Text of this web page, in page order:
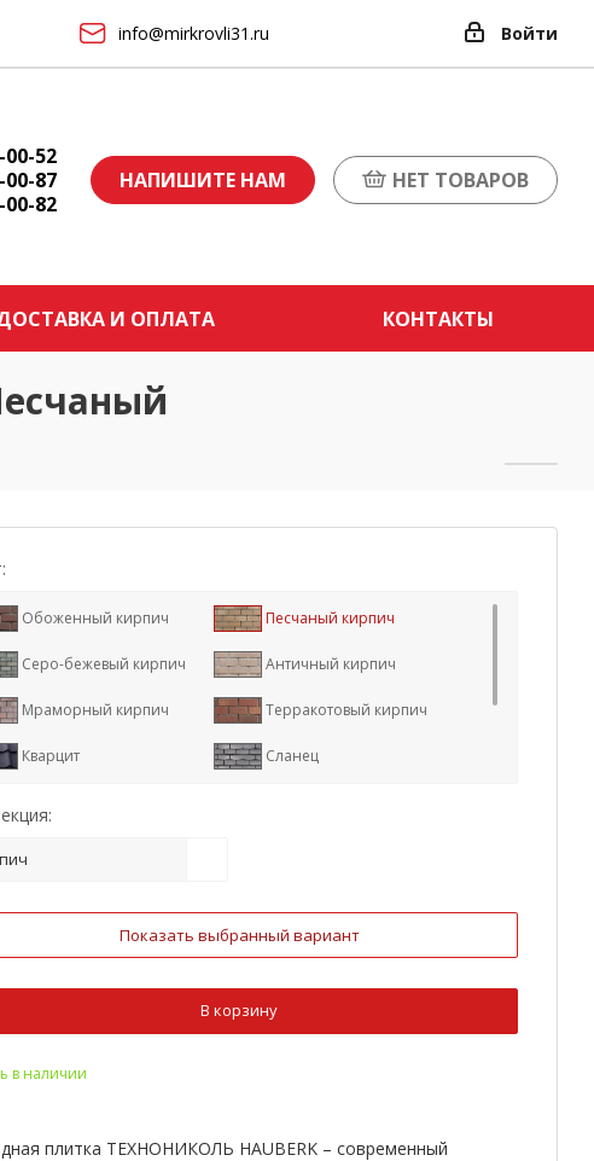
info@mirkrovli31.ru Войти
00-52
00-87
00-82
НАПИШИТЕ НАМ НЕТ ТОВАРОВ
И ОПЛАТА КОНТАКТЫ
Обоженный кирпич Песчаный кирпич
Серо-бежевый кирпич Античный кирпич
Мраморный кирпич Терракотовый кирпич
Кварцит Сланец
Показать выбранный вариант
В корзину
в наличии
плитка ТЕХНОНИКОЛЬ HAUBERK – современный